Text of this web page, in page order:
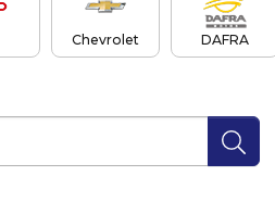
Chevrolet DAFRA